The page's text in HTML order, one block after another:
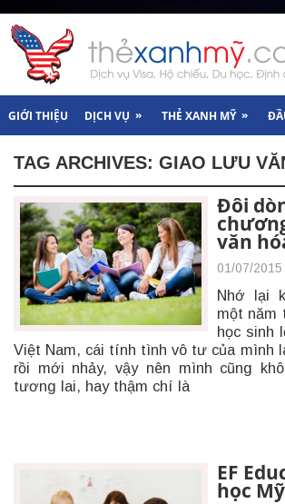
GIỚI THIỆU DỊCH VỤ » THẺ XANH MỸ »
TAG ARCHIVES: GIAO LƯU
Đôi
văn
01/07/2015
Nhớ lại
một năm
học sinh
Việt Nam, cái tính tình vô tư của mình
rồi mới nhảy, vậy nên mình cũng
tương lai, hay thậm chí là
EF
học